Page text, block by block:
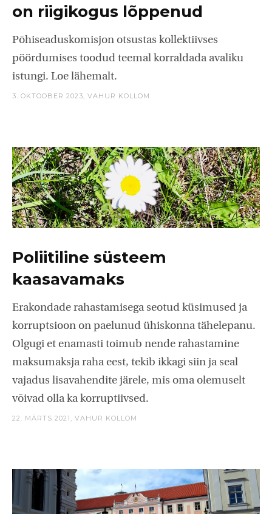
on riigikogus lõppenud
Põhiseaduskomisjon otsustas kollektiivses
pöördumises toodud teemal korraldada avaliku
istungi. Loe lähemalt.
3. OKTOOBER 2023, VAHUR KOLLOM
Poliitiline süsteem
kaasavamaks
Erakondade rahastamisega seotud küsimused ja
korruptsioon on paelunud ühiskonna tähelepanu.
Olgugi et enamasti toimub nende rahastamine
maksumaksja raha eest, tekib ikkagi siin ja seal
vajadus lisavahendite järele, mis oma olemuselt
võivad olla ka korruptiivsed.
22. MÄRTS 2021, VAHUR KOLLOM